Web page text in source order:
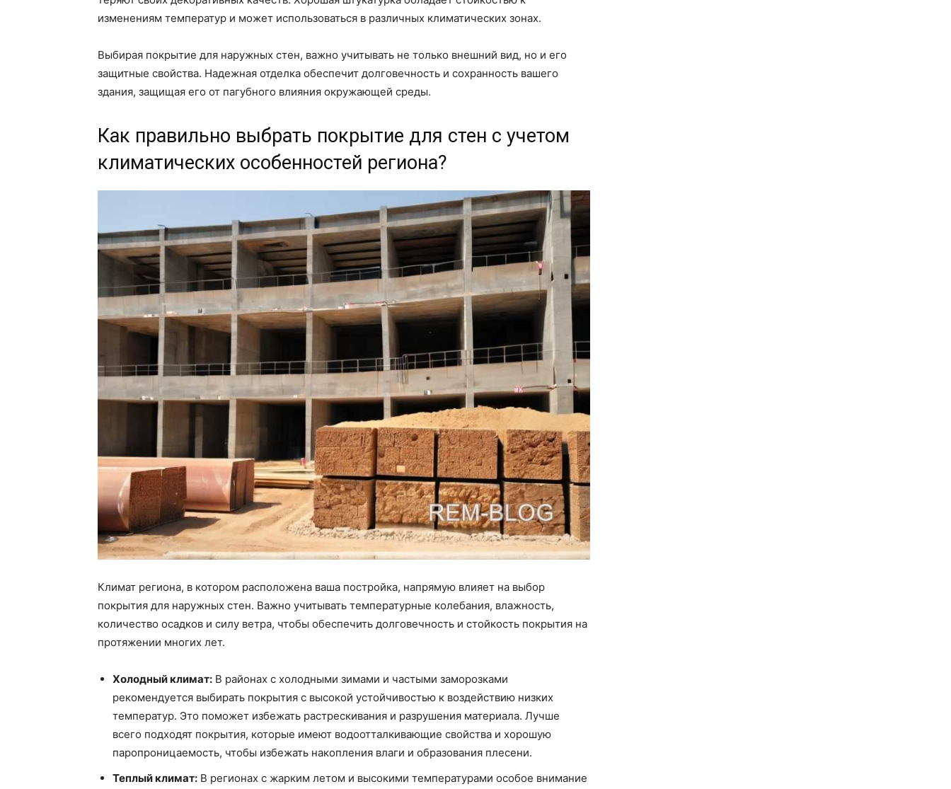
изменениям температур и может использоваться в различных климатических зонах.
Выбирая покрытие для наружных стен, важно учитывать не только внешний вид, но и его
защитные свойства. Надежная отделка обеспечит долговечность и сохранность вашего
здания, защищая его от пагубного влияния окружающей среды.
Как правильно выбрать покрытие для стен с учетом
климатических особенностей региона?
Климат региона, в котором расположена ваша постройка, напрямую влияет на выбор
покрытия для наружных стен. Важно учитывать температурные колебания, влажность,
количество осадков и силу ветра, чтобы обеспечить долговечность и стойкость покрытия на
протяжении многих лет.
Холодный климат: В районах с холодными зимами и частыми заморозками
рекомендуется выбирать покрытия с высокой устойчивостью к воздействию низких
температур. Это поможет избежать растрескивания и разрушения материала. Лучше
всего подходят покрытия, которые имеют водоотталкивающие свойства и хорошую
паропроницаемость, чтобы избежать накопления влаги и образования плесени.
Теплый климат: В регионах с жарким летом и высокими температурами особое внимание